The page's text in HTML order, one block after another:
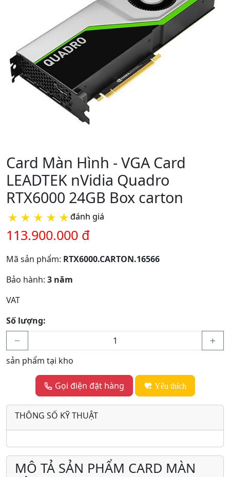
Card Màn Hình - VGA Card
LEADTEK nVidia Quadro
RTX6000 24GB Box carton
★ ★ ★ ★ ★đánh giá
113.900.000 đ
Mã sản phẩm: RTX6000.CARTON.16566
Bảo hành: 3 năm
VAT
Số lượng:
sản phẩm tại kho
Gọi điện đặt hàng Yêu thích
THÔNG SỐ KỸ THUẬT
MÔ TẢ SẢN PHẨM CARD MÀN